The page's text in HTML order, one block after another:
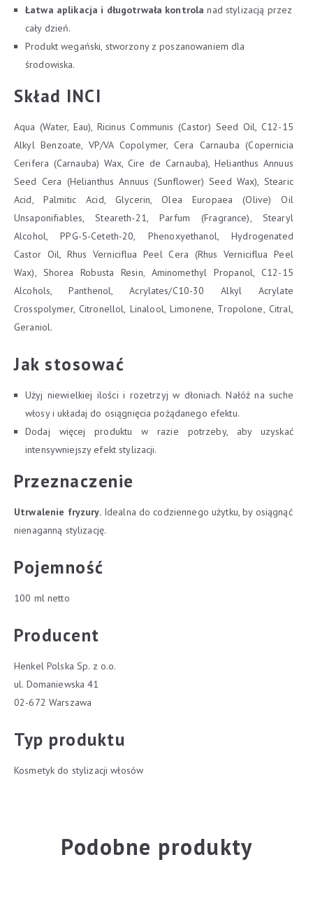
Łatwa aplikacja i długotrwała kontrola nad stylizacją przez
cały dzień.
Produkt wegański, stworzony z poszanowaniem dla
środowiska.
Skład INCI
Aqua (Water, Eau), Ricinus Communis (Castor) Seed Oil, C12-15
Alkyl Benzoate, VP/VA Copolymer, Cera Carnauba (Copernicia
Cerifera (Carnauba) Wax, Cire de Carnauba), Helianthus Annuus
Seed Cera (Helianthus Annuus (Sunflower) Seed Wax), Stearic
Acid, Palmitic Acid, Glycerin, Olea Europaea (Olive) Oil
Unsaponifiables, Steareth-21, Parfum (Fragrance), Stearyl
Alcohol, PPG-5-Ceteth-20, Phenoxyethanol, Hydrogenated
Castor Oil, Rhus Verniciflua Peel Cera (Rhus Verniciflua Peel
Wax), Shorea Robusta Resin, Aminomethyl Propanol, C12-15
Alcohols, Panthenol, Acrylates/C10-30 Alkyl Acrylate
Crosspolymer, Citronellol, Linalool, Limonene, Tropolone, Citral,
Geraniol.
Jak stosować
Użyj niewielkiej ilości i rozetrzyj w dłoniach. Nałóż na suche
włosy i układaj do osiągnięcia pożądanego efektu.
Dodaj więcej produktu w razie potrzeby, aby uzyskać
intensywniejszy efekt stylizacji.
Przeznaczenie
Utrwalenie fryzury.Idealna do codziennego użytku, by osiągnąć
nienaganną stylizację.
Pojemność
100 ml netto
Producent
Henkel Polska Sp. z o.o.
ul. Domaniewska 41
02-672 Warszawa
Typ produktu
Kosmetyk do stylizacji włosów
Podobne produkty